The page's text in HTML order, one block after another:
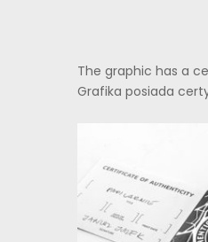
The graphic has a
Grafika posiada